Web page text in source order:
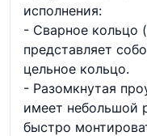
исполнения:
- Сварное кольцо
представляет
цельное кольцо.
- Разомкнутая
имеет небольшой
быстро